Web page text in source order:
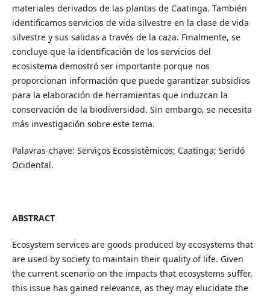
materiales derivados de las plantas de Caatinga. También
identificamos servicios de vida silvestre en la clase de vida
silvestre y sus salidas a través de la caza. Finalmente, se
concluye que la identificación de los servicios del
ecosistema demostró ser importante porque nos
proporcionan información que puede garantizar subsidios
para la elaboración de herramientas que induzcan la
conservación de la biodiversidad. Sin embargo, se necesita
más investigación sobre este tema.
Palavras-chave: Serviços Ecossistêmicos; Caatinga; Seridó
Ocidental.
ABSTRACT
Ecosystem services are goods produced by ecosystems that
are used by society to maintain their quality of life. Given
the current scenario on the impacts that ecosystems suffer,
this issue has gained relevance, as they may elucidate the